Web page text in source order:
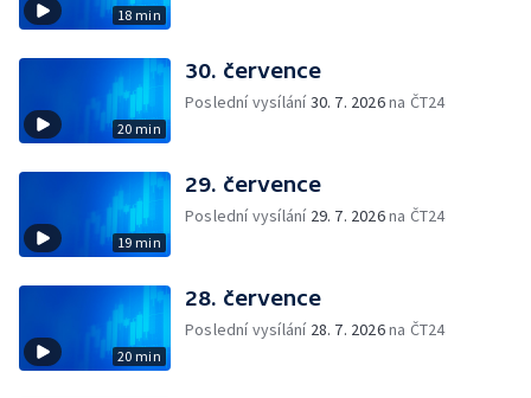
18 min
20 min
30. července
Poslední vysílání30. 7. 2026na ČT24
19 min
29. července
Poslední vysílání 29. 7. 2026na ČT24
20 min
28. července
Poslední vysílání 28. 7. 2026na ČT24